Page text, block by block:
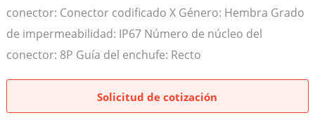
conector: Conector codificado X Género: Hembra Grado
de impermeabilidad: IP67 Número de núcleo del
conector: 8P Guía del enchufe: Recto
Solicitud de cotización